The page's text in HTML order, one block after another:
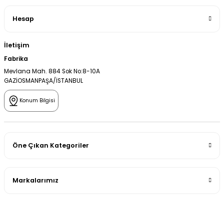
Hesap
İletişim
Fabrika
Mevlana Mah. 884 Sok No:8-10A
GAZİOSMANPAŞA/İSTANBUL
Konum Bilgisi
Öne Çıkan Kategoriler
Markalarımız